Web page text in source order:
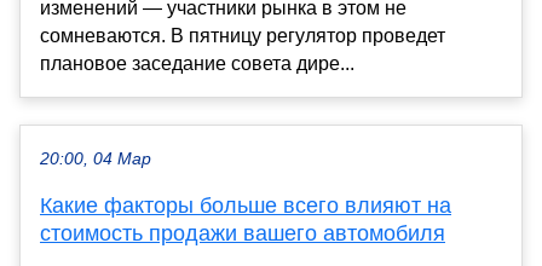
изменений — участники рынка в этом не
сомневаются. В пятницу регулятор проведет
плановое заседание совета дире...
20:00, 04 Мар
Какие факторы больше всего влияют на
стоимость продажи вашего автомобиля